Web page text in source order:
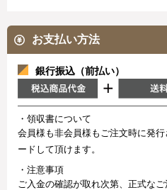
お支払い方法
銀行振込（前払い）
・領収書について
会員様も非会員様もご注文時に発
ードして頂けます。
・注意事項
ご入金の確認が取れ次第、正式なご